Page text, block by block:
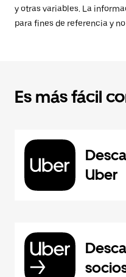
y otras variables. La
para fines de referencia y
Es más fácil
Uber